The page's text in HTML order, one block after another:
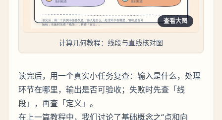
查看大图
计算几何教程：线段与直线核对图
读完后，用一个真实小任务复查：输入是什么，处理
环节在哪里，输出是否可验收；失败时先查「线
段」，再查「定义」。
在上一篇教程中，我们讨论了基础概念之“点和向